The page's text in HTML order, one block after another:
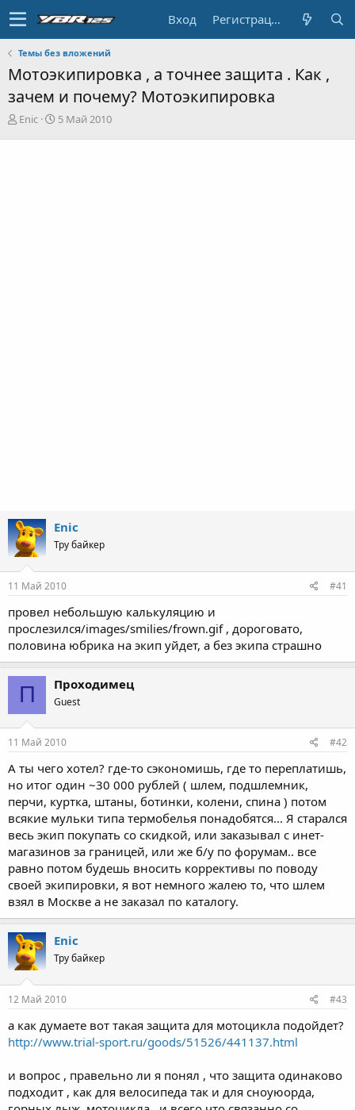
Вход Регистрация
Темы без вложений
Мотоэкипировка , а точнее защита . Как ,
зачем и почему? Мотоэкипировка
А
Enic
Д
5 Май 2010
Enic
Тру байкер
11 Май 2010 #41
провел небольшую калькуляцию и
прослезился/images/smilies/frown.gif , дороговато,
половина юбрика на экип уйдет, а без экипа страшно
П Проходимец
Guest
11 Май 2010 #42
А ты чего хотел? где-то сэкономишь, где то переплатишь,
но итог один ~30 000 рублей ( шлем, подшлемник,
перчи, куртка, штаны, ботинки, колени, спина ) потом
всякие мульки типа термобелья понадобятся... Я старался
весь экип покупать со скидкой, или заказывал с инет-
магазинов за границей, или же б/у по форумам.. все
равно потом будешь вносить коррективы по поводу
своей экипировки, я вот немного жалею то, что шлем
взял в Москве а не заказал по каталогу.
Enic
Тру байкер
12 Май 2010 #43
а как думаете вот такая защита для мотоцикла подойдет?
http://www.trial-sport.ru/goods/51526/441137.html
и вопрос , правельно ли я понял , что защита одинаково
подходит , как для велосипеда так и для сноуюорда,